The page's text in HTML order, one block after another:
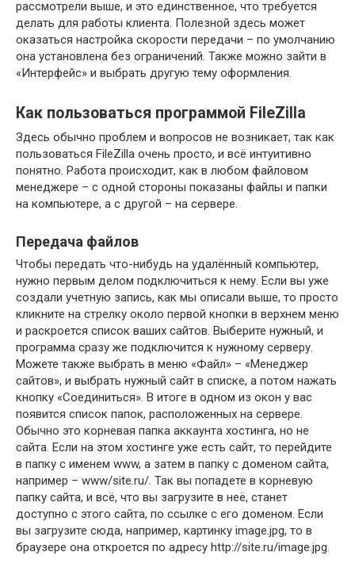
рассмотрели выше, и это единственное, что требуется
делать для работы клиента. Полезной здесь может
оказаться настройка скорости передачи – по умолчанию
она установлена без ограничений. Также можно зайти в
«Интерфейс» и выбрать другую тему оформления.
Как пользоваться программой FileZilla
Здесь обычно проблем и вопросов не возникает, так как
пользоваться FileZilla очень просто, и всё интуитивно
понятно. Работа происходит, как в любом файловом
менеджере – с одной стороны показаны файлы и папки
на компьютере, а с другой – на сервере.
Передача файлов
Чтобы передать что-нибудь на удалённый компьютер,
нужно первым делом подключиться к нему. Если вы уже
создали учетную запись, как мы описали выше, то просто
кликните на стрелку около первой кнопки в верхнем меню
и раскроется список ваших сайтов. Выберите нужный, и
программа сразу же подключится к нужному серверу.
Можете также выбрать в меню «Файл» – «Менеджер
сайтов», и выбрать нужный сайт в списке, а потом нажать
кнопку «Соединиться». В итоге в одном из окон у вас
появится список папок, расположенных на сервере.
Обычно это корневая папка аккаунта хостинга, но не
сайта. Если на этом хостинге уже есть сайт, то перейдите
в папку с именем www, а затем в папку с доменом сайта,
например – www/site.ru/. Так вы попадете в корневую
папку сайта, и всё, что вы загрузите в неё, станет
доступно с этого сайта, по ссылке с его доменом. Если
вы загрузите сюда, например, картинку image.jpg, то в
браузере она откроется по адресу http://site.ru/image.jpg.